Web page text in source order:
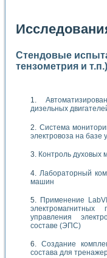
Стендовые
тензометрия и т.п.)
дизельных
Система
электровоза на базе
Контроль духовых
Лабораторный
машин
Применение
управления
составе (ЭПС)
Создание
состава для